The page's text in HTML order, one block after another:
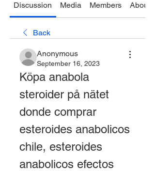
Discussion Media Members About
Back
Anonymous
September 16, 2023
Köpa anabola
steroider på nätet
donde comprar
esteroides anabolicos
chile, esteroides
anabolicos efectos